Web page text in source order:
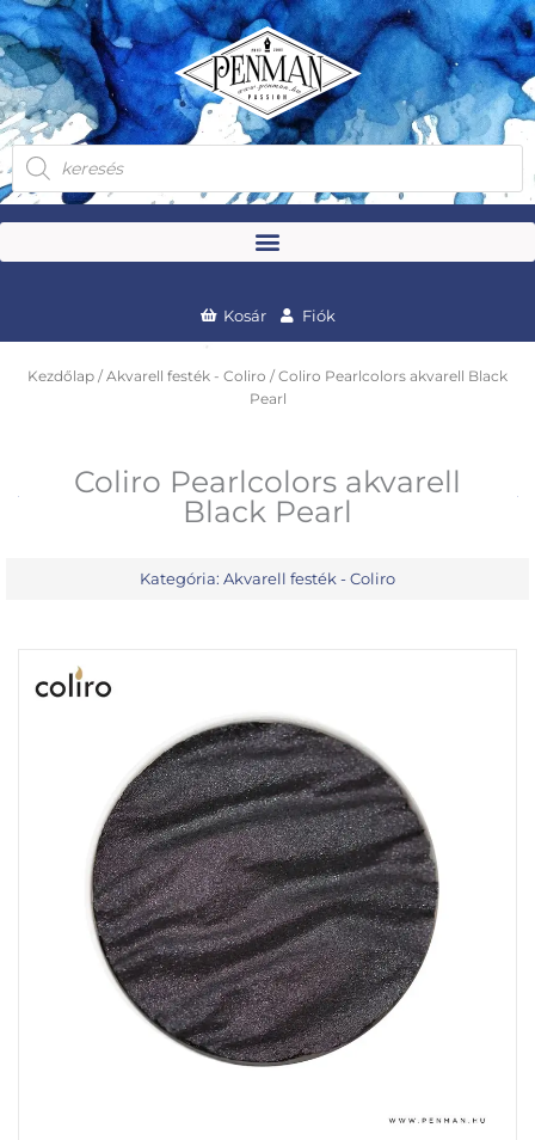
Skip
to
content
Products
search
Kosár Fiók
Kezdőlap /Akvarell festék - Coliro / Coliro Pearlcolors akvarell Black
Pearl
Coliro Pearlcolors akvarell
Black Pearl
Kategória: Akvarell festék - Coliro